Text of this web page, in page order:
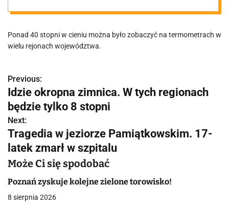
osoby
Ponad 40 stopni w cieniu można było zobaczyć na termometrach w
wielu rejonach województwa.
N
a
w
i
g
a
c
Previous:
Idzie okropna zimnica. W tych regionach
będzie tylko 8 stopni
Next:
Tragedia w jeziorze Pamiątkowskim. 17-
latek zmarł w szpitalu
Może Ci się spodobać
Poznań zyskuje kolejne zielone torowisko!
8 sierpnia 2026